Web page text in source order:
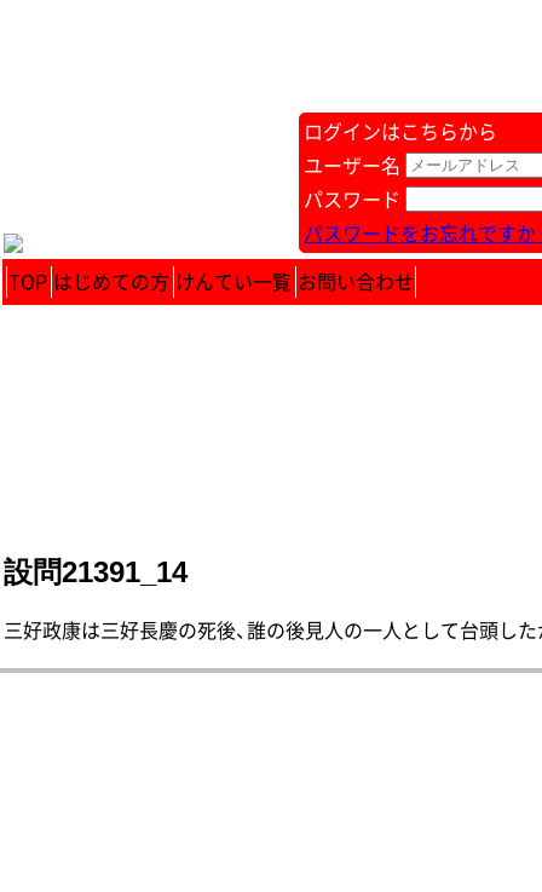
ログインはこちらから
ユーザー名
パスワード
パスワードをお忘れですか
TOP はじめての方 けんてい一覧 お問い合わせ
設問21391_14
三好政康は三好長慶の死後、誰の後見人の一人として台頭し